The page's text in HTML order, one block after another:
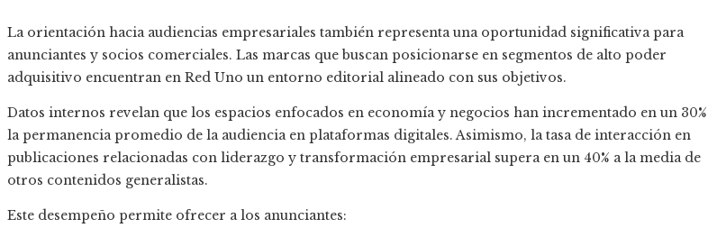
La orientación hacia audiencias empresariales también representa una oportunidad significativa para
anunciantes y socios comerciales. Las marcas que buscan posicionarse en segmentos de alto poder
adquisitivo encuentran en Red Uno un entorno editorial alineado con sus objetivos.
Datos internos revelan que los espacios enfocados en economía y negocios han incrementado en un 30%
la permanencia promedio de la audiencia en plataformas digitales. Asimismo, la tasa de interacción en
publicaciones relacionadas con liderazgo y transformación empresarial supera en un 40% a la media de
otros contenidos generalistas.
Este desempeño permite ofrecer a los anunciantes: